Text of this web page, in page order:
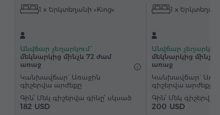
Սրճեփ/Թեյնիկ Սրճեփ մեքենա
Հիգիենայի պարագաներ Սրբիչներ
Հողաթափեր Վարսահարդարիչ Բիդե
Գրասեղան
Հյուրասենյակ Բազկաթոռ
Աթոռ Չհրկիզվող պահարան Հեռախոս
1 x Երկտեղանի «King»
Անվճար չեղարկում՝
մեկնարկից մինչև 72 ժամ
առաջ
Կանխավճար` Առաջին
գիշերվա արժեքը
Մեկ գիշերվա գինը՝ սկսած
182 USD
1 x
Անվճար
մեկնարկից մինչև
առաջ
Կանխավճար`
գիշերվա արժեքը
Մեկ գիշերվա
200 USD